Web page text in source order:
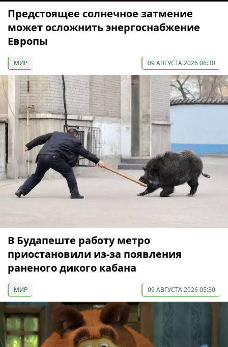
Предстоящее солнечное затмение
может осложнить энергоснабжение
Европы
МИР 09 АВГУСТА 2026 06:30
В Будапеште работу метро
приостановили из-за появления
раненого дикого кабана
МИР 09 АВГУСТА 2026 05:30